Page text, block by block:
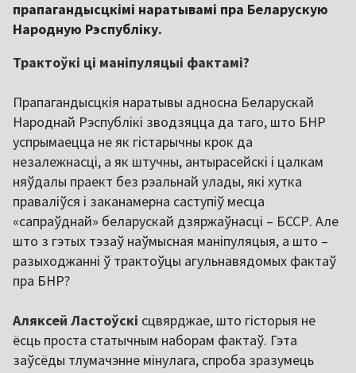
прапагандысцкімі наратывамі пра Беларускую
Народную Рэспубліку.
Трактоўкі ці маніпуляцыі фактамі?
Прапагандысцкія наратывы адносна Беларускай
Народнай Рэспублікі зводзяцца да таго, што БНР
успрымаецца не як гістарычны крок да
незалежнасці, а як штучны, антырасейскі і цалкам
няўдалы праект без рэальнай улады, які хутка
праваліўся і заканамерна саступіў месца
«сапраўднай» беларускай дзяржаўнасці – БССР. Але
што з гэтых тэзаў наўмысная маніпуляцыя, а што –
разыходжанні ў трактоўцы агульнавядомых фактаў
пра БНР?
Аляксей Ластоўскі сцвярджае, што гісторыя не
ёсць проста статычным наборам фактаў. Гэта
заўсёды тлумачэнне мінулага, спроба зразумець